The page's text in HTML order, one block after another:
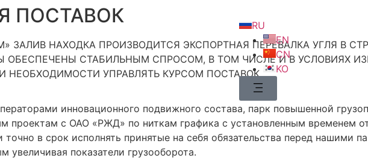
RU
EN
CN
KO
ПОСТАВОК
ЗАЛИВ НАХОДКА ПРОИЗВОДИТСЯ ЭКСПОРТНАЯ ПЕРЕВАЛКА УГЛЯ В
ОБЕСПЕЧЕНЫ СТАБИЛЬНЫМ СПРОСОМ, В ТОМ ЧИСЛЕ И В УСЛОВИЯХ
НЕОБХОДИМОСТИ УПРАВЛЯТЬ КУРСОМ ПОСТАВОК.
инновационного подвижного состава, парк повышенной
проектам с ОАО «РЖД» по ниткам графика с установленным временем
точно в срок исполнять принятые на себя обязательства перед нашими
увеличивая показатели грузооборота.